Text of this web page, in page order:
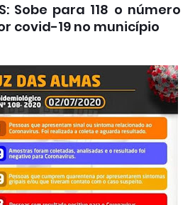
Sobe para 118 o número
covid-19 no município